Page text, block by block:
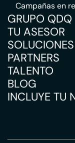
Campañas en
GRUPO QDQ
TU ASESOR
PARTNERS
TALENTO
BLOG
INCLUYE TU